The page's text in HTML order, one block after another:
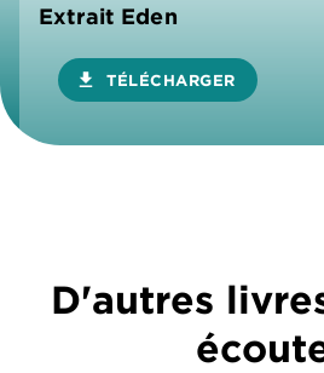
Extrait Eden
download TÉLÉCHARGER
D'autres